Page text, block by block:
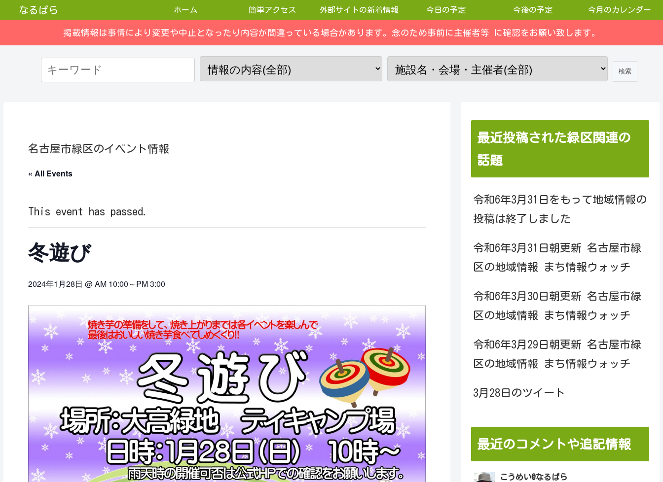
なるぱら ホーム 簡単アクセス 外部サイトの新着情報 今日の予定 今後の予定 今月のカレンダー
掲載情報は事情により変更や中止となったり内容が間違っている場合があります。念のため事前に主催者等 に確認をお願い致します。
名古屋市緑区のイベント情報
« All Events
This event has passed.
冬遊び
2024年1月28日 @ AM 10:00～PM 3:00
最近投稿された緑区関連の
話題
令和6年3月31日をもって地域情報の
投稿は終了しました
令和6年3月31日朝更新 名古屋市緑
区の地域情報 まち情報ウォッチ
令和6年3月30日朝更新 名古屋市緑
区の地域情報 まち情報ウォッチ
令和6年3月29日朝更新 名古屋市緑
区の地域情報 まち情報ウォッチ
3月28日のツイート
最近のコメントや追記情報
こうめい@なるぱら